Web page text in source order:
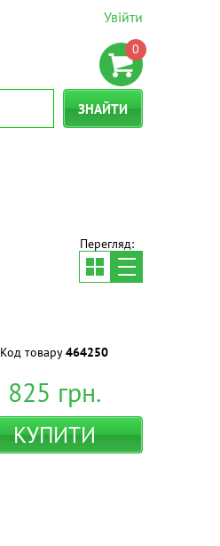
Увійти
0
ЗНАЙТИ
Перегляд:
Код товару464250
825 грн.
КУПИТИ